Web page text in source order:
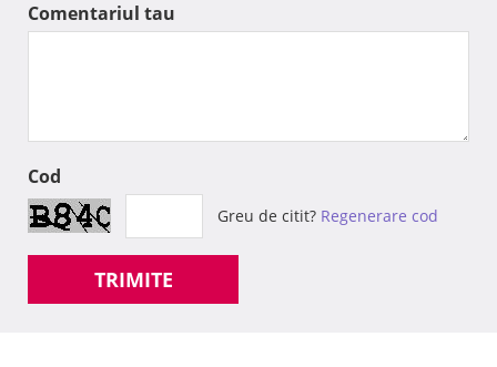
Comentariul tau
Cod
Greu de citit? Regenerare cod
TRIMITE